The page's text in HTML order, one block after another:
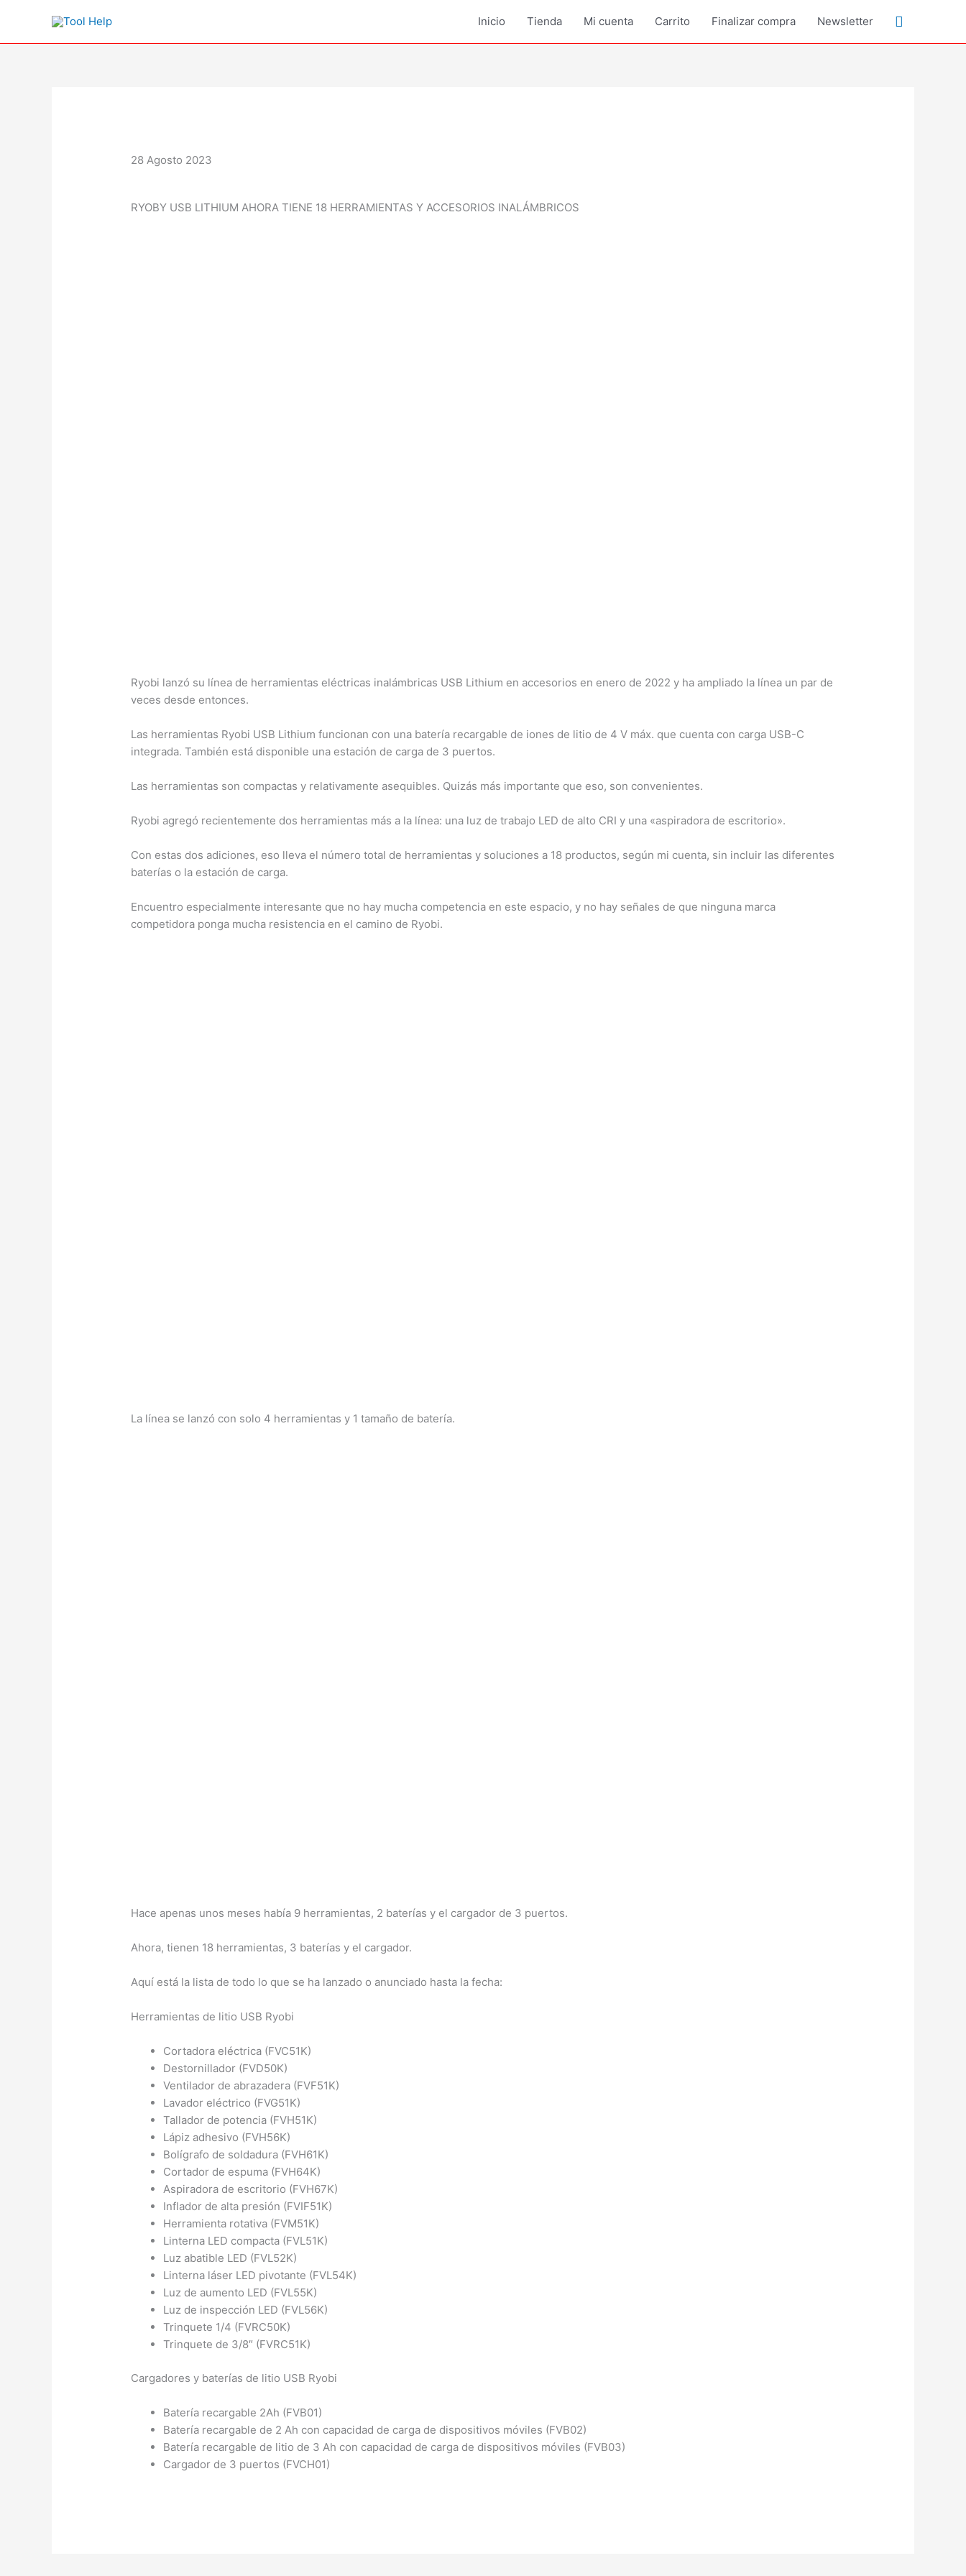
contenido
Inicio Tienda Mi cuenta Carrito Finalizar compra Newsletter Buscar
28 Agosto 2023
RYOBY USB LITHIUM AHORA TIENE 18 HERRAMIENTAS Y ACCESORIOS INALÁMBRICOS
Ryobi lanzó su línea de herramientas eléctricas inalámbricas USB Lithium en accesorios en enero de 2022 y ha ampliado la línea un par de
veces desde entonces.
Las herramientas Ryobi USB Lithium funcionan con una batería recargable de iones de litio de 4 V máx. que cuenta con carga USB-C
integrada. También está disponible una estación de carga de 3 puertos.
Las herramientas son compactas y relativamente asequibles. Quizás más importante que eso, son convenientes.
Ryobi agregó recientemente dos herramientas más a la línea: una luz de trabajo LED de alto CRI y una «aspiradora de escritorio».
Con estas dos adiciones, eso lleva el número total de herramientas y soluciones a 18 productos, según mi cuenta, sin incluir las diferentes
baterías o la estación de carga.
Encuentro especialmente interesante que no hay mucha competencia en este espacio, y no hay señales de que ninguna marca
competidora ponga mucha resistencia en el camino de Ryobi.
La línea se lanzó con solo 4 herramientas y 1 tamaño de batería.
Hace apenas unos meses había 9 herramientas, 2 baterías y el cargador de 3 puertos.
Ahora, tienen 18 herramientas, 3 baterías y el cargador.
Aquí está la lista de todo lo que se ha lanzado o anunciado hasta la fecha:
Herramientas de litio USB Ryobi
Cortadora eléctrica (FVC51K)
Destornillador (FVD50K)
Ventilador de abrazadera (FVF51K)
Lavador eléctrico (FVG51K)
Tallador de potencia (FVH51K)
Lápiz adhesivo (FVH56K)
Bolígrafo de soldadura (FVH61K)
Cortador de espuma (FVH64K)
Aspiradora de escritorio (FVH67K)
Inflador de alta presión (FVIF51K)
Herramienta rotativa (FVM51K)
Linterna LED compacta (FVL51K)
Luz abatible LED (FVL52K)
Linterna láser LED pivotante (FVL54K)
Luz de aumento LED (FVL55K)
Luz de inspección LED (FVL56K)
Trinquete 1/4 (FVRC50K)
Trinquete de 3/8″ (FVRC51K)
Cargadores y baterías de litio USB Ryobi
Batería recargable 2Ah (FVB01)
Batería recargable de 2 Ah con capacidad de carga de dispositivos móviles (FVB02)
Batería recargable de litio de 3 Ah con capacidad de carga de dispositivos móviles (FVB03)
Cargador de 3 puertos (FVCH01)